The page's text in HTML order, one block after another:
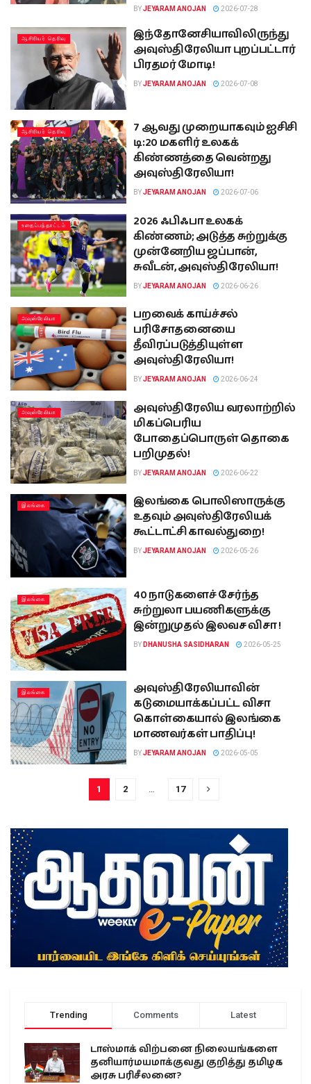
BYJEYARAM ANOJAN 2026-07-28
ஆசிரியர் தெரிவு
இந்தோனேசியாவிலிருந்து
அவுஸ்திரேலியா புறப்பட்டார்
பிரதமர் மோடி!
BYJEYARAM ANOJAN 2026-07-08
ஆசிரியர் தெரிவு
7 ஆவது முறையாகவும் ஐசிசி
டி:20 மகளிர் உலகக்
கிண்ணத்தை வென்றது
அவுஸ்திரேலியா!
BYJEYARAM ANOJAN 2026-07-06
உதைப்பந்தாட்டம்
2026 ஃபிஃபா உலகக்
கிண்ணம்; அடுத்த சுற்றுக்கு
முன்னேறிய ஜப்பான்,
சுவீடன், அவுஸ்திரேலியா!
BYJEYARAM ANOJAN 2026-06-26
அவுஸ்ரேலியா
பறவைக் காய்ச்சல்
பரிசோதனையை
தீவிரப்படுத்தியுள்ள
அவுஸ்திரேலியா!
BYJEYARAM ANOJAN 2026-06-24
அவுஸ்ரேலியா
அவுஸ்திரேலிய வரலாற்றில்
மிகப்பெரிய
போதைப்பொருள் தொகை
பறிமுதல்!
BYJEYARAM ANOJAN 2026-06-22
இலங்கை
இலங்கை பொலிஸாருக்கு
உதவும் அவுஸ்திரேலியக்
கூட்டாட்சி காவல்துறை!
BYJEYARAM ANOJAN 2026-05-26
இலங்கை
40 நாடுகளைச் சேர்ந்த
சுற்றுலா பயணிகளுக்கு
இன்றுமுதல் இலவச விசா !
BY DHANUSHA SASIDHARAN 2026-05-25
இலங்கை
அவுஸ்திரேலியாவின்
கடுமையாக்கப்பட்ட விசா
கொள்கையால் இலங்கை
மாணவர்கள் பாதிப்பு!
BYJEYARAM ANOJAN 2026-05-05
1 2 17
Trending Comments Latest
டாஸ்மாக் விற்பனை நிலையங்களை
தனியார்மயமாக்குவது குறித்து தமிழக
அரசு பரிசீலனை?